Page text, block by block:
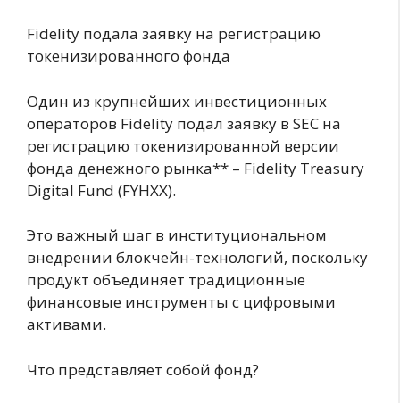
Fidelity подала заявку на регистрацию
токенизированного фонда
Один из крупнейших инвестиционных
операторов Fidelity подал заявку в SEC на
регистрацию токенизированной версии
фонда денежного рынка** – Fidelity Treasury
Digital Fund (FYHXX).
Это важный шаг в институциональном
внедрении блокчейн-технологий, поскольку
продукт объединяет традиционные
финансовые инструменты с цифровыми
активами.
Что представляет собой фонд?